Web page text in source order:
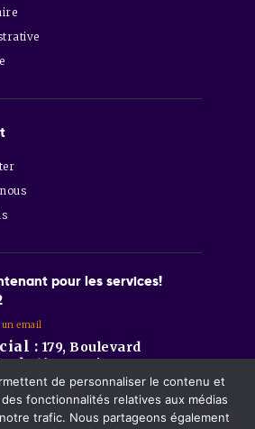
pour les services!
un email
: 179, Boulevard
91600 Savigny-sur-
des-Bois :86
91700 Sainte-
de personnaliser le contenu et
fonctionnalités relatives aux médias
trafic. Nous partageons également